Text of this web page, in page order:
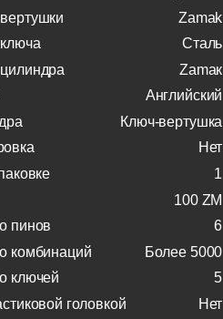
Zamak
Сталь
Zamaк
Английский
Ключ-вертушка
Нет
1
100 ZM
пинов
6
комбинаций
Более 5000
ключей
5
головкой
Нет